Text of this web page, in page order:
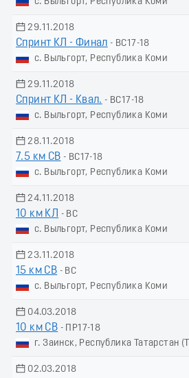
29.11.2018
Спринт КЛ - Финал - ВС17-18
с. Выльгорт, Республика Коми
29.11.2018
Спринт КЛ - Квал. - ВС17-18
с. Выльгорт, Республика Коми
28.11.2018
7.5 км СВ - ВС17-18
с. Выльгорт, Республика Коми
24.11.2018
10 км КЛ
- ВС
с. Выльгорт, Республика Коми
23.11.2018
15 км СВ - ВС
с. Выльгорт, Республика Коми
04.03.2018
10 км СВ - ПР17-18
г. Заинск, Республика Татарстан
02.03.2018